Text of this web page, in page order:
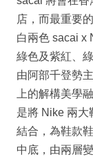
店，而最重要
白兩色 sacai x
綠色及紫紅、
由阿部千登勢
上的解構美學
是將 Nike 兩大
結合，為鞋款
中底，由兩層